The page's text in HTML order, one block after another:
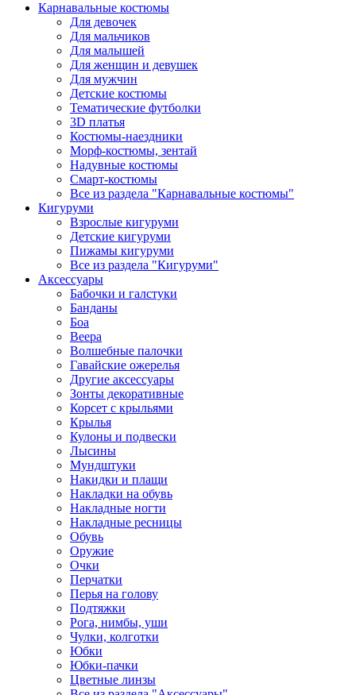
Карнавальные костюмы
Для девочек
Для мальчиков
Для малышей
Для женщин и девушек
Для мужчин
Детские костюмы
Тематические футболки
3D платья
Костюмы-наездники
Морф-костюмы, зентай
Надувные костюмы
Смарт-костюмы
Все из раздела "Карнавальные костюмы"
Кигуруми
Взрослые кигуруми
Детские кигуруми
Пижамы кигуруми
Все из раздела "Кигуруми"
Аксессуары
Бабочки и галстуки
Банданы
Боа
Веера
Волшебные палочки
Гавайские ожерелья
Другие аксессуары
Зонты декоративные
Корсет с крыльями
Крылья
Кулоны и подвески
Лысины
Мундштуки
Накидки и плащи
Накладки на обувь
Накладные ногти
Накладные ресницы
Обувь
Оружие
Очки
Перчатки
Перья на голову
Подтяжки
Рога, нимбы, уши
Чулки, колготки
Юбки
Юбки-пачки
Цветные линзы